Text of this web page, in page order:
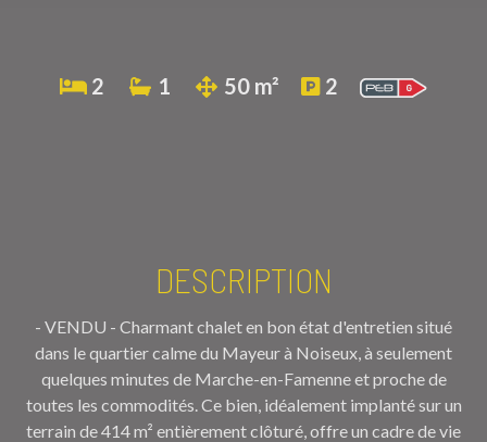
2 1 50 m² 2
DESCRIPTION
- VENDU - Charmant chalet en bon état d'entretien situé
dans le quartier calme du Mayeur à Noiseux, à seulement
quelques minutes de Marche-en-Famenne et proche de
toutes les commodités. Ce bien, idéalement implanté sur un
terrain de 414 m² entièrement clôturé, offre un cadre de vie